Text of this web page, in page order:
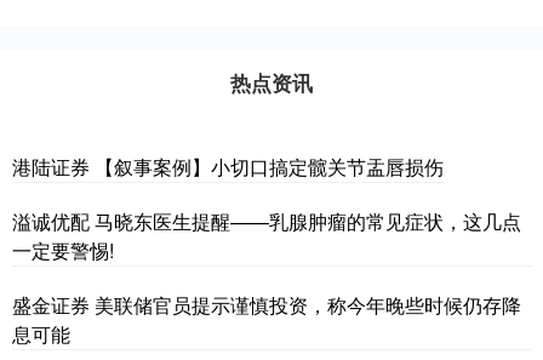
热点资讯
港陆证券 【叙事案例】小切口搞定髋关节盂唇损伤
溢诚优配 马晓东医生提醒——乳腺肿瘤的常见症状，这几点
一定要警惕!
盛金证券 美联储官员提示谨慎投资，称今年晚些时候仍存降
息可能